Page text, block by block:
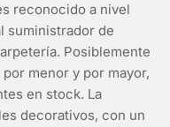
reconocido a nivel
suministrador de
Posiblemente
menor y por mayor,
en stock. La
decorativos, con un